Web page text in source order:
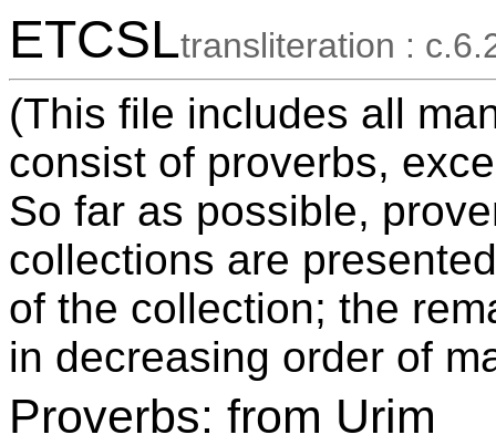
ETCSLtransliteration :
(This file includes all
consist of proverbs,
So far as possible,
collections are
of the collection; the
in decreasing order of
Proverbs: from Urim